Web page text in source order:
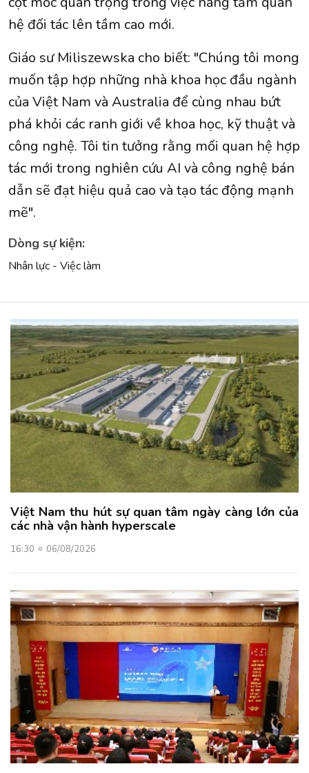
hệ đối tác lên tầm cao mới.
Giáo sư Miliszewska cho biết: "Chúng tôi mong
muốn tập hợp những nhà khoa học đầu ngành
của Việt Nam và Australia để cùng nhau bứt
phá khỏi các ranh giới về khoa học, kỹ thuật và
công nghệ. Tôi tin tưởng rằng mối quan hệ hợp
tác mới trong nghiên cứu AI và công nghệ bán
dẫn sẽ đạt hiệu quả cao và tạo tác động mạnh
mẽ".
Dòng sự kiện:
Nhân lực - Việc làm
Việt Nam thu hút sự quan tâm ngày càng lớn của
các nhà vận hành hyperscale
16:30 06/08/2026